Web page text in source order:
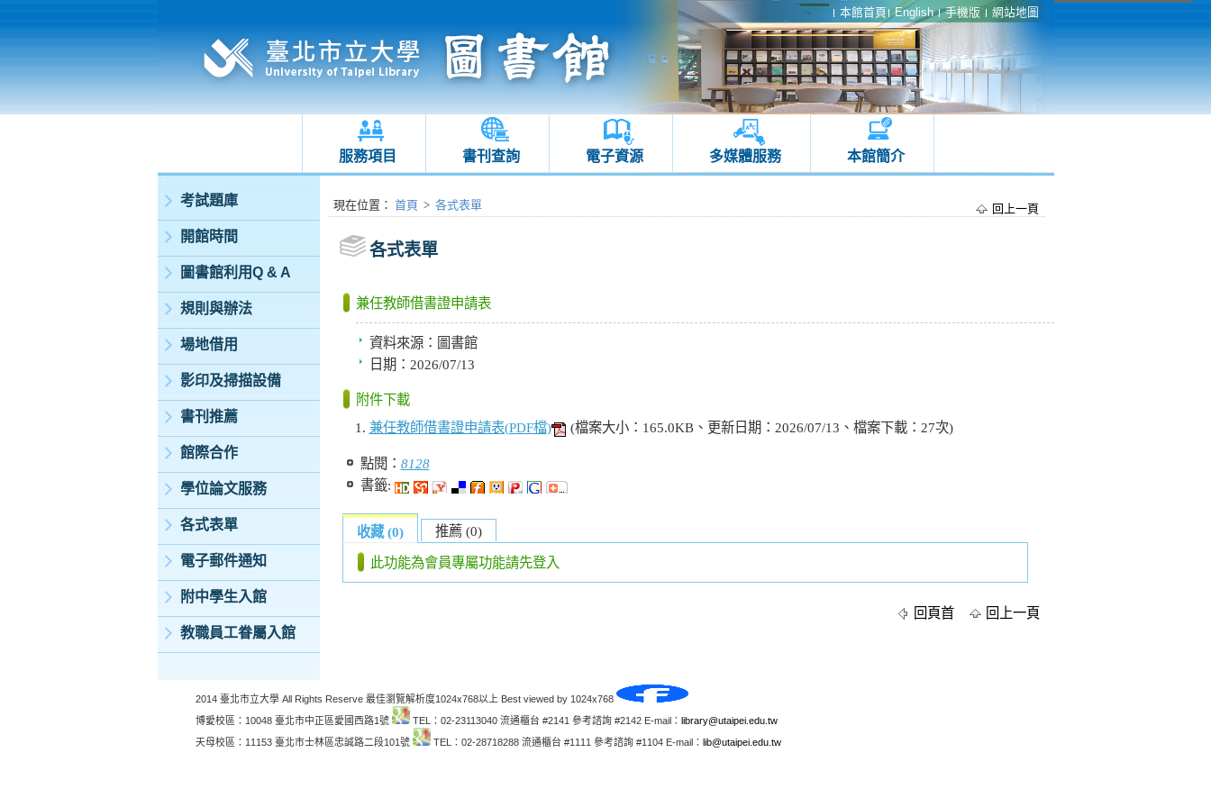
本館首頁 English 手機版 網站地圖
服務項目 書刊查詢 電子資源 多媒體服務 本館簡介
:::
考試題庫
開館時間
圖書館利用Q & A
規則與辦法
場地借用
影印及掃描設備
書刊推薦
館際合作
學位論文服務
各式表單
電子郵件通知
附中學生入館
教職員工眷屬入館
:::現在位置 ： 首頁 > 各式表單 回上一頁
各式表單
兼任教師借書證申請表
資料來源： 圖書館
日期： 2026/07/13
附件下載
兼任教師借書證申請表(PDF檔)
(檔案大小：165.0KB、更新日期：2026/07/13、檔案下載：27次)
點閱： 8128
書籤:
收藏 (0) 推薦 (0)
此功能為會員專屬功能請先登入
回頁首 回上一頁
2014 臺北市立大學 All Rights Reserve 最佳瀏覽解析度1024x768以上 Best viewed by 1024x768
博愛校區：10048 臺北市中正區愛國西路1號
TEL：02-23113040 流通櫃台 #2141 參考諮詢 #2142 E-mail： library@utaipei.edu.tw
天母校區：11153 臺北市士林區忠誠路二段101號
TEL：02-28718288 流通櫃台 #1111 參考諮詢 #1104 E-mail： lib@utaipei.edu.tw